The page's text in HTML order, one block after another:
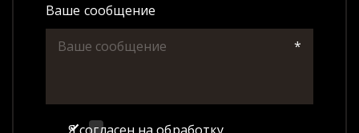
Ваше сообщение
*